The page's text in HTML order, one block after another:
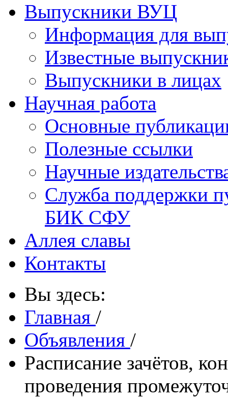
Выпускники ВУЦ
Информация для
Известные
Выпускники в лицах
Научная работа
Основные
Полезные ссылки
Научные
Служба поддержки
БИК СФУ
Аллея славы
Контакты
Вы здесь:
Главная /
Объявления /
Расписание зачётов,
проведения